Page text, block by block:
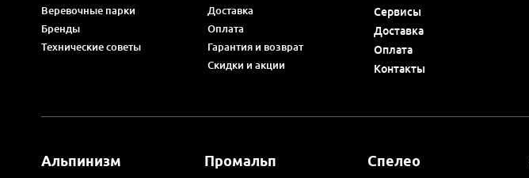
Веревочные парки
Бренды
Технические советы
Доставка
Оплата
Гарантия и возврат
Скидки и акции
Сервисы
Доставка
Оплата
Контакты
Альпинизм Промальп Спелео